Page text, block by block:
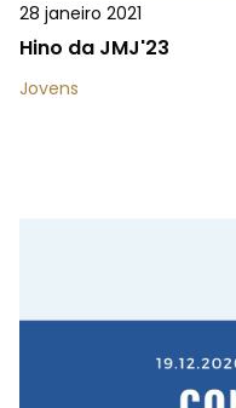
28 janeiro 2021
Hino da JMJ'23
Jovens